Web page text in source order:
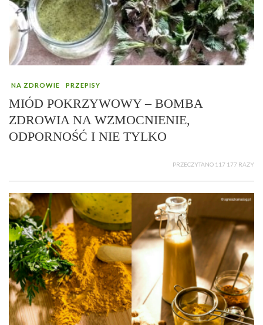
NA ZDROWIE PRZEPISY
MIÓD POKRZYWOWY – BOMBA
ZDROWIA NA WZMOCNIENIE,
ODPORNOŚĆ I NIE TYLKO
PRZECZYTANO 117 177 RAZY